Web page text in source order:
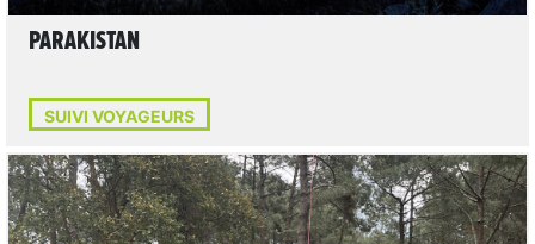
PARAKISTAN
SUIVI VOYAGEURS